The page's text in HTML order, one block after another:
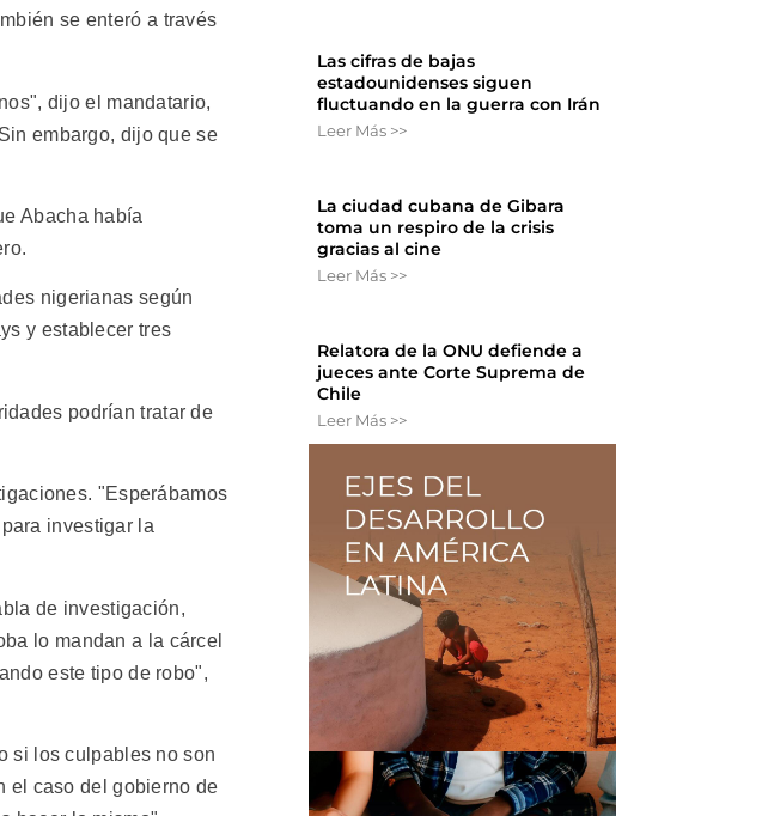
se enteró a través
dijo el mandatario,
embargo, dijo que se
Abacha había
nigerianas según
y establecer tres
podrían tratar de
"Esperábamos
investigar la
de investigación,
lo mandan a la cárcel
este tipo de robo",
si los culpables no son
el caso del gobierno de
Las cifras de bajas
estadounidenses siguen
fluctuando en la guerra con Irán
Leer Más >>
La ciudad cubana de Gibara
toma un respiro de la crisis
gracias al cine
Leer Más >>
Relatora de la ONU defiende a
jueces ante Corte Suprema de
Chile
Leer Más >>